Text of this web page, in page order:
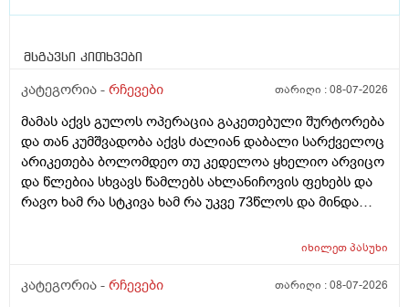
მსგავსი კითხვები
კატეგორია - რჩევები თარიღი :08-07-2026
მამას აქვს გულოს ოპერაცია გაკეთებული შურტორება
და თან კუმშვადობა აქვს ძალიან დაბალი სარქველოც
არიკეთება ბოლომდეო თუ კედელოა ყხელიო არვიცო
და წლებია სხვავს წამლებს ახლანიჩოვის ფეხებს და
რავო ხამ რა სტკივა ხამ რა უკვე 73წლოს და მინდა
და ფულინრომ არჰვაქ ვერანაირად ექიმთან ვერ
შედეგს იბ ის ექიმთან მაომც ჩავიდეს თუ თავის
იხილეთპასუხი
კატეგორია - რჩევები თარიღი :08-07-2026